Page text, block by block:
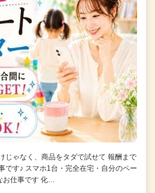
じゃなく、商品をタダで試せて 報酬まで
です♪ スマホ1台・完全在宅・自分のペー
仕事です 化…